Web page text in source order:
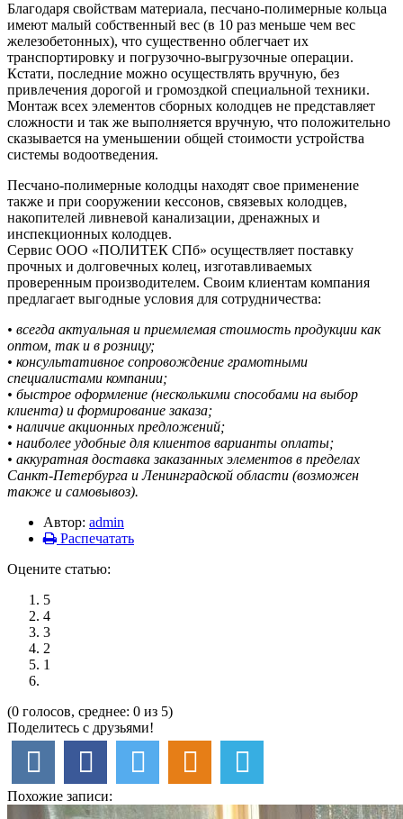
Благодаря свойствам материала, песчано-полимерные кольца
имеют малый собственный вес (в 10 раз меньше чем вес
железобетонных), что существенно облегчает их
транспортировку и погрузочно-выгрузочные операции.
Кстати, последние можно осуществлять вручную, без
привлечения дорогой и громоздкой специальной техники.
Монтаж всех элементов сборных колодцев не представляет
сложности и так же выполняется вручную, что положительно
сказывается на уменьшении общей стоимости устройства
системы водоотведения.
Песчано-полимерные колодцы находят свое применение
также и при сооружении кессонов, связевых колодцев,
накопителей ливневой канализации, дренажных и
инспекционных колодцев.
Сервис ООО «ПОЛИТЕК СПб» осуществляет поставку
прочных и долговечных колец, изготавливаемых
проверенным производителем. Своим клиентам компания
предлагает выгодные условия для сотрудничества:
• всегда актуальная и приемлемая стоимость продукции как
оптом, так и в розницу;
• консультативное сопровождение грамотными
специалистами компании;
• быстрое оформление (несколькими способами на выбор
клиента) и формирование заказа;
• наличие акционных предложений;
• наиболее удобные для клиентов варианты оплаты;
• аккуратная доставка заказанных элементов в пределах
Санкт-Петербурга и Ленинградской области (возможен
также и самовывоз).
Автор: admin
Распечатать
Оцените статью:
5
4
3
2
1
(0 голосов, среднее: 0 из 5)
Поделитесь с друзьями!
Похожие записи: